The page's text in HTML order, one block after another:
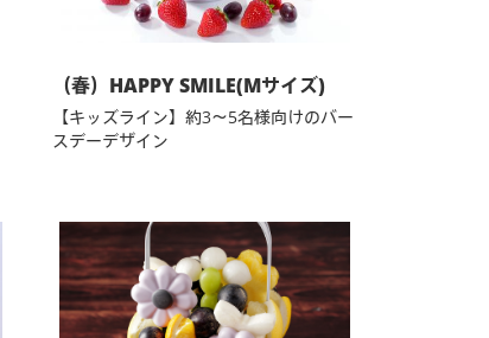
（春）HAPPY SMILE(Mサイズ)
【キッズライン】約3～5名様向けのバー
スデーデザイン